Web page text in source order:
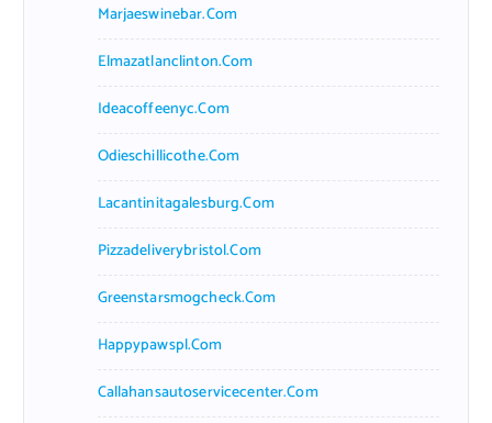
Marjaeswinebar.com
Elmazatlanclinton.com
Ideacoffeenyc.com
Odieschillicothe.com
Lacantinitagalesburg.com
Pizzadeliverybristol.com
Greenstarsmogcheck.com
Happypawspl.com
Callahansautoservicecenter.com